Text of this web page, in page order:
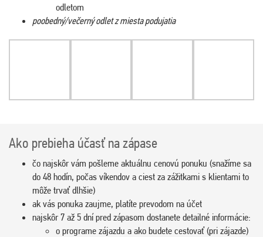
odletom
poobedný/večerný odlet z miesta podujatia
Ako prebieha účasť na zápase
čo najskôr vám pošleme aktuálnu cenovú ponuku (snažíme sa
do 48 hodín, počas víkendov a ciest za zážitkami s klientami to
môže trvať dlhšie)
ak vás ponuka zaujme, platíte prevodom na účet
najskôr 7 až 5 dní pred zápasom dostanete detailné informácie:
o programe zájazdu a ako budete cestovať (pri zájazde)